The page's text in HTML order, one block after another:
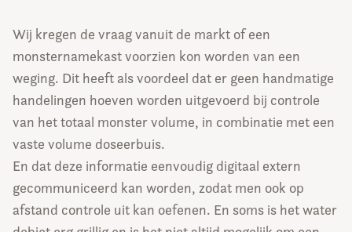
Wij kregen de vraag vanuit de markt of een
monsternamekast voorzien kon worden van een
weging. Dit heeft als voordeel dat er geen handmatige
handelingen hoeven worden uitgevoerd bij controle
van het totaal monster volume, in combinatie met een
vaste volume doseerbuis.
En dat deze informatie eenvoudig digitaal extern
gecommuniceerd kan worden, zodat men ook op
afstand controle uit kan oefenen. En soms is het water